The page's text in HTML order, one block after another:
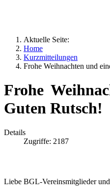
Aktuelle Seite:
Home
Kurzmitteilungen
Frohe Weihnachten und
Frohe
Guten Rutsch!
Details
Zugriffe: 2187
Liebe BGL-Vereinsmitglieder